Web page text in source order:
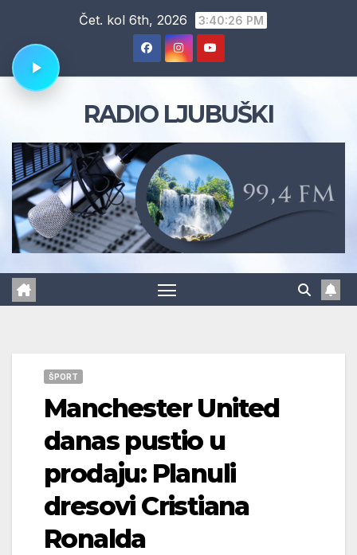
content
Čet. kol 6th, 2026 3:40:27 PM
RADIO LJUBUŠKI
ŠPORT
Manchester United
danas pustio u
prodaju: Planuli
dresovi Cristiana
Ronalda